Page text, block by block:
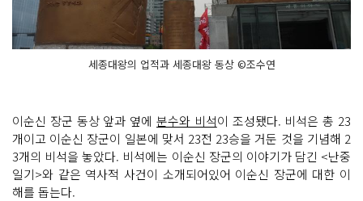
세종대왕의 업적과 세종대왕 동상 ©조수연
이순신 장군 동상 앞과 옆에 분수와 비석이 조성됐다. 비석은 총 23
개이고 이순신 장군이 일본에 맞서 23전 23승을 거둔 것을 기념해 2
3개의 비석을 놓았다. 비석에는 이순신 장군의 이야기가 담긴 <난중
일기>와 같은 역사적 사건이 소개되어있어 이순신 장군에 대한 이
해를 돕는다.